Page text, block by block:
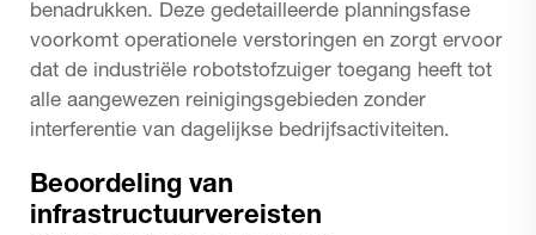
benadrukken. Deze gedetailleerde planningsfase
voorkomt operationele verstoringen en zorgt ervoor
dat de industriële robotstofzuiger toegang heeft tot
alle aangewezen reinigingsgebieden zonder
interferentie van dagelijkse bedrijfsactiviteiten.
Beoordeling van
infrastructuurvereisten